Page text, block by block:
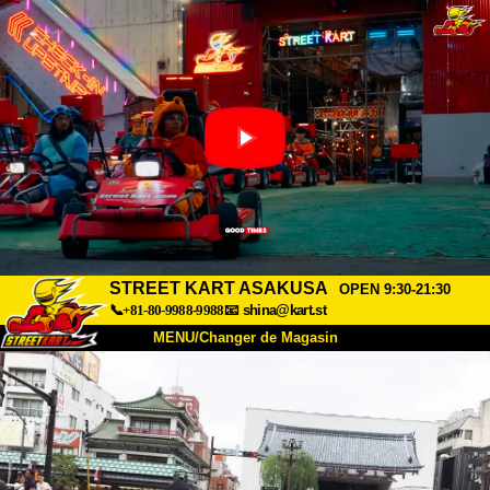
STREET KART ASAKUSA
OPEN 9:30-21:30
📞+81-80-9988-9988📧 shina@kart.st
MENU/Changer de Magasin
À Propos Caractéristiques Tarifs
Accès Avis FAQ